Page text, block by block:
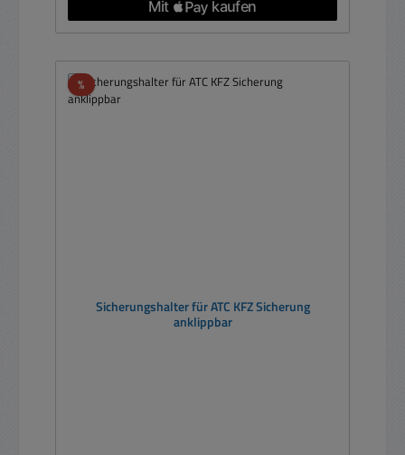
%Rabatt
Sicherungshalter für ATC KFZ Sicherung
anklippbar